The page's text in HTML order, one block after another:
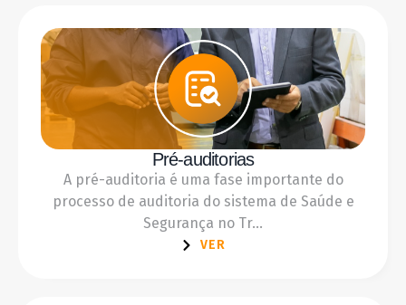
Pré-auditorias
A pré-auditoria é uma fase importante do
processo de auditoria do sistema de Saúde e
Segurança no Tr...
VER